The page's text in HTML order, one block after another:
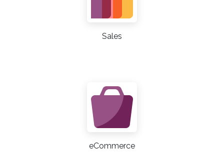
Sales
eCommerce